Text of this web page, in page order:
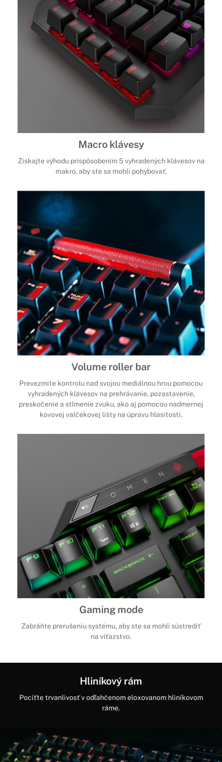
Macro klávesy
Získajte výhodu prispôsobením 5 vyhradených klávesov na
makro, aby ste sa mohli pohybovať.
Volume roller bar
Prevezmite kontrolu nad svojou mediálnou hrou pomocou
vyhradených klávesov na prehrávanie, pozastavenie,
preskočenie a stlmenie zvuku, ako aj pomocou nadmernej
kovovej valčekovej lišty na úpravu hlasitosti.
Gaming mode
Zabráňte prerušeniu systému, aby ste sa mohli sústrediť
na víťazstvo.
Hliníkový rám
Pocíťte trvanlivosť v odľahčenom eloxovanom hliníkovom
ráme.